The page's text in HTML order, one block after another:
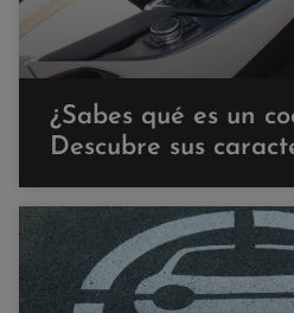
¿Sabes qué es un
Descubre sus